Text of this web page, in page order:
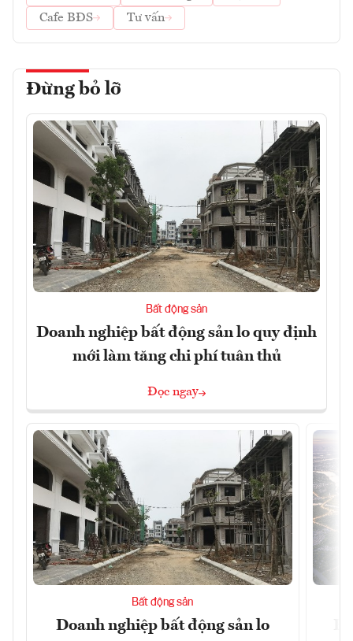
Cafe BĐS
Tư vấn
Đừng bỏ lỡ
Bất động sản
Doanh nghiệp bất động sản lo quy định
mới làm tăng chi phí tuân thủ
Đọc ngay
Bất động sản
Doanh nghiệp bất động sản lo